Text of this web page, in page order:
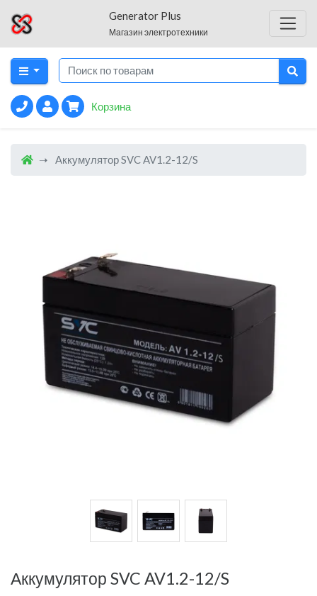
Generator Plus
Магазин электротехники
Корзина
Аккумулятор SVC AV1.2-12/S
Аккумулятор SVC AV1.2-12/S